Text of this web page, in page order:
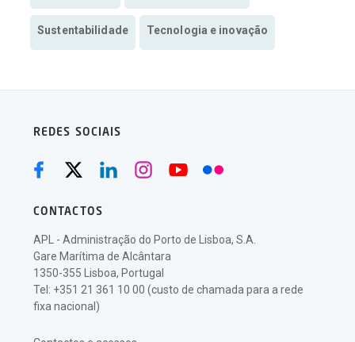
Sustentabilidade Tecnologia e inovação
REDES SOCIAIS
CONTACTOS
APL - Administração do Porto de Lisboa, S.A.
Gare Marítima de Alcântara
1350-355 Lisboa, Portugal
Tel: +351 21 361 10 00 (custo de chamada para a rede
fixa nacional)